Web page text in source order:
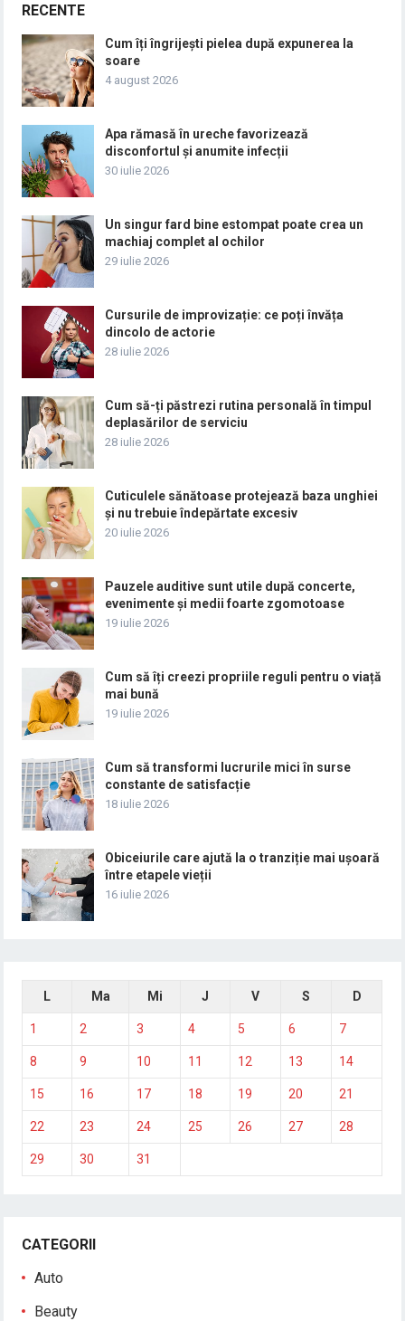
RECENTE
Cum îți îngrijești pielea după expunerea la
soare
4 august 2026
Apa rămasă în ureche favorizează
disconfortul și anumite infecții
30 iulie 2026
Un singur fard bine estompat poate crea un
machiaj complet al ochilor
29 iulie 2026
Cursurile de improvizație: ce poți învăța
dincolo de actorie
28 iulie 2026
Cum să-ți păstrezi rutina personală în timpul
deplasărilor de serviciu
28 iulie 2026
Cuticulele sănătoase protejează baza unghiei
și nu trebuie îndepărtate excesiv
20 iulie 2026
Pauzele auditive sunt utile după concerte,
evenimente și medii foarte zgomotoase
19 iulie 2026
Cum să îți creezi propriile reguli pentru o viață
mai bună
19 iulie 2026
Cum să transformi lucrurile mici în surse
constante de satisfacție
18 iulie 2026
Obiceiurile care ajută la o tranziție mai ușoară
între etapele vieții
16 iulie 2026
L Ma Mi J V S D
1 2 3 4 5 6 7
8 9 10 11 12 13 14
15 16 17 18 19 20 21
22 23 24 25 26 27 28
29 30 31
CATEGORII
Auto
Beauty